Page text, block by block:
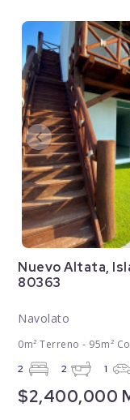
Nuevo Altata,
80363
Navolato
0m² Terreno - 95m²
2 2 1
$2,400,000